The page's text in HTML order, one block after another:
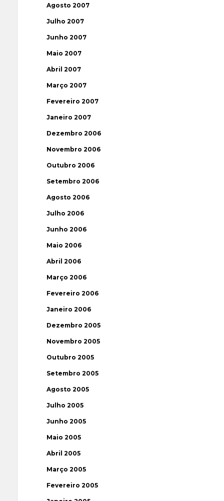
Agosto 2007
Julho 2007
Junho 2007
Maio 2007
Abril 2007
Março 2007
Fevereiro 2007
Janeiro 2007
Dezembro 2006
Novembro 2006
Outubro 2006
Setembro 2006
Agosto 2006
Julho 2006
Junho 2006
Maio 2006
Abril 2006
Março 2006
Fevereiro 2006
Janeiro 2006
Dezembro 2005
Novembro 2005
Outubro 2005
Setembro 2005
Agosto 2005
Julho 2005
Junho 2005
Maio 2005
Abril 2005
Março 2005
Fevereiro 2005